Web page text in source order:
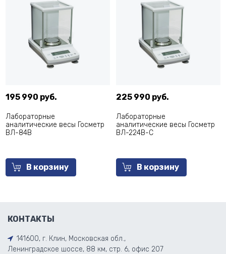
195 990 руб.
Лабораторные
аналитические весы Госметр
ВЛ-84В
В корзину
225 990 руб.
Лабораторные
аналитические весы Госметр
ВЛ-224В-С
В корзину
КОНТАКТЫ
141600, г. Клин, Московская обл.,
Ленинградское шоссе, 88 км, стр. 6, офис 207